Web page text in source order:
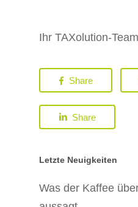
Ihr TAXolution-Team
Share
Share
Letzte Neuigkeiten
Was der Kaffee